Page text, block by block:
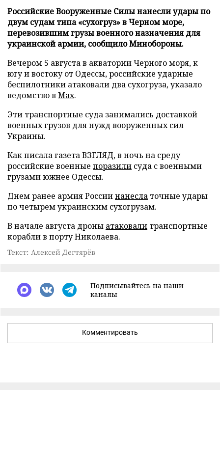
Российские Вооруженные Силы нанесли удары по
двум судам типа «сухогруз» в Черном море,
перевозившим грузы военного назначения для
украинской армии, сообщило Минобороны.
Вечером 5 августа в акватории Черного моря, к
югу и востоку от Одессы, российские ударные
беспилотники атаковали два сухогруза, указало
ведомство в Max.
Эти транспортные суда занимались доставкой
военных грузов для нужд вооруженных сил
Украины.
Как писала газета ВЗГЛЯД, в ночь на среду
российские военные поразили суда с военными
грузами южнее Одессы.
Днем ранее армия Россиинанесла точные удары
по четырем украинским сухогрузам.
В начале августа дроны атаковали транспортные
корабли в порту Николаева.
Текст: Алексей Дегтярёв
Подписывайтесь на наши
каналы
Комментировать